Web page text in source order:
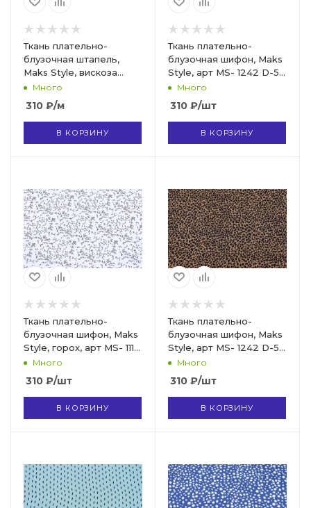
Ткань плательно-
блузочная штапель,
Maks Style, вискоза
100%, арт. MS-1197 D-78
Много
310 ₽/м
В КОРЗИНУ
Ткань плательно-
блузочная шифон, Maks
Style, арт MS- 1242 D-5
C-2Много
310 ₽/шт
В КОРЗИНУ
Ткань плательно-
блузочная шифон, Maks
Style, горох, арт MS- 1119
D-486
Много
310 ₽/шт
В КОРЗИНУ
Ткань плательно-
блузочная шифон, Maks
Style, арт MS- 1242 D-5
C-3Много
310 ₽/шт
В КОРЗИНУ